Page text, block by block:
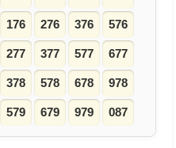
176 276 376 576
277 377 577 677
378 578 678 978
579 679 979 087